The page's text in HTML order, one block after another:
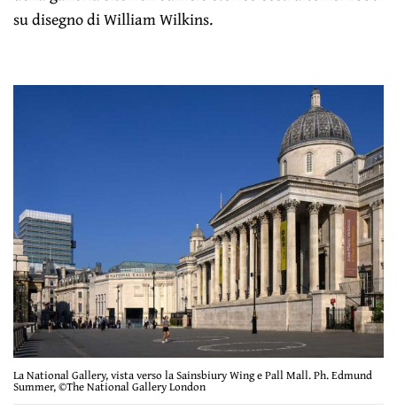
su disegno di William Wilkins.
La National Gallery, vista verso la Sainsbiury Wing e Pall Mall. Ph. Edmund
Summer, ©The National Gallery London